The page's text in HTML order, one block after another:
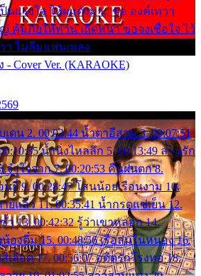
นแรงใจ ให้ผมดังมา.. ขอ องค์เทวา
คุ้มภัยให้ท่าน เถิดหนา ขอจงเชื่อใจ ไว้
า ไม่ลืมแฟนเพลง
Cover Ver. (KARAOKE)
เดน 2. 00:03:44 น้ำตาอีสาน 3. 00:07:51
น้ำนิ่งไหลลึก 5. 00:13:49 ลานรัก
จำใจจาก 7. 00:20:53 คืนฝนตก 8.
นยี่ 9. 00:28:47 โสนน้อยเรือนงาม 10.
ยแล้ว 11. 00:35:41 น้ำกรดแช่เย็น 12.
ำ 13. 00:42:32 รู้ว่าเขาหลอก 14.
องติ๋ม 15. 00:48:56 เรือล่มในหนอง 16.
เลือด 17. 00:56:07 อดีตรักโรงทอ 18.